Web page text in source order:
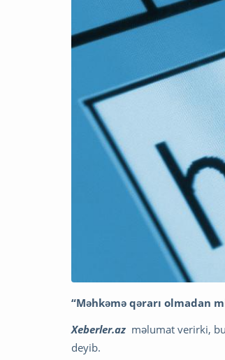
“Məhkəmə qərarı olmadan
Xeberler.az məlumat verirki,
deyib.